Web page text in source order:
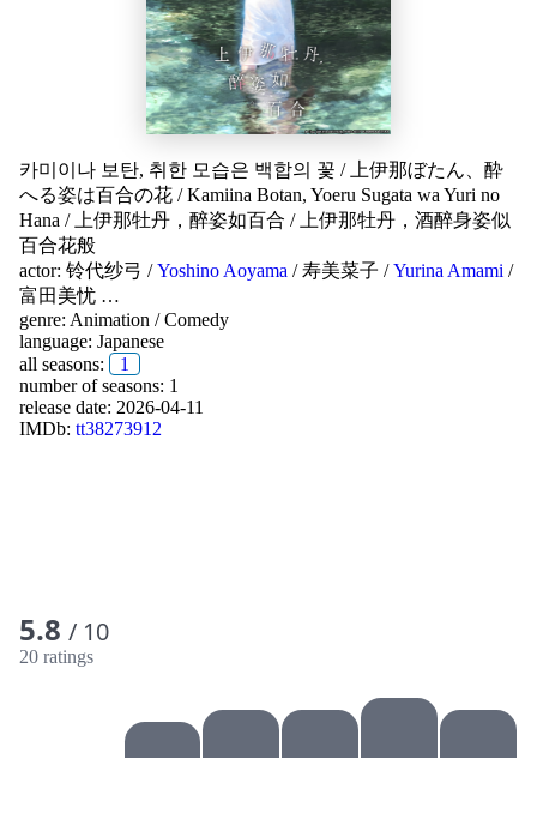
카미이나 보탄, 취한 모습은 백합의 꽃 /
上伊那ぼたん、酔
へる姿は百合の花 /Kamiina Botan, Yoeru Sugata wa Yuri no
Hana / 上伊那牡丹，醉姿如百合 /
上伊那牡丹，酒醉身姿似
百合花般
actor: 铃代纱弓 /Yoshino Aoyama /寿美菜子 /Yurina Amami /
富田美忧 …
genre: Animation /Comedy
language: Japanese
all seasons:
1
number of seasons: 1
release date: 2026-04-11
IMDb: tt38273912
5.8 / 10
20 ratings